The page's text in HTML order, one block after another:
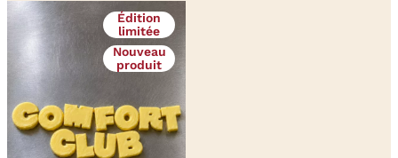
Édition
limitée
Nouveau
produit